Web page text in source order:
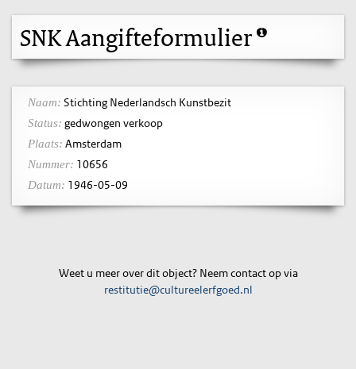
SNK Aangifteformulier
Naam: Stichting Nederlandsch Kunstbezit
Status: gedwongen verkoop
Plaats: Amsterdam
Nummer: 10656
Datum: 1946-05-09
Weet u meer over dit object? Neem contact op via
restitutie@cultureelerfgoed.nl